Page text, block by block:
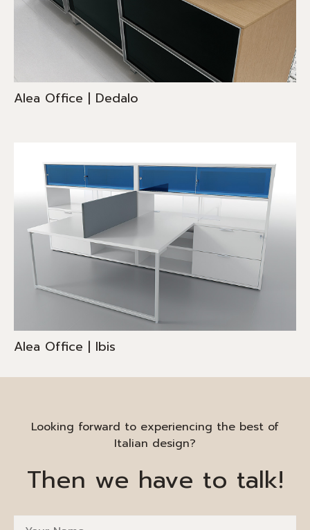
Alea Office | Dedalo
Alea Office | Ibis
Looking forward to experiencing the best of
Italian design?
Then we have to talk!